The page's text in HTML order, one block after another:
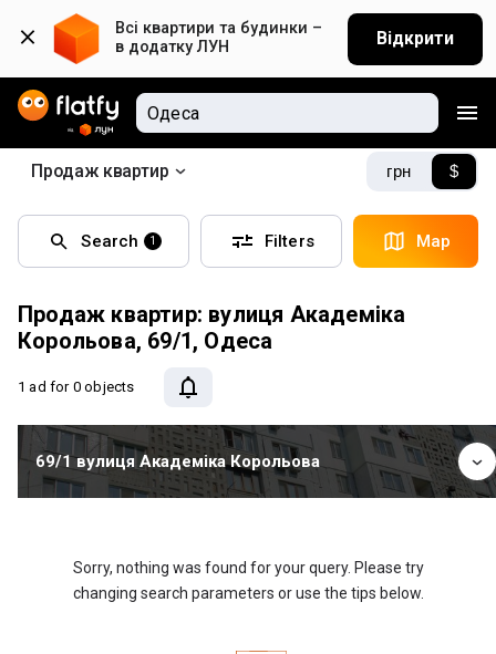
Всі квартири та будинки –
в додатку ЛУН
Відкрити
Продаж квартир грн $
Search 1 Filters Map
Продаж квартир: вулиця Академіка
Корольова, 69/1, Одеса
1 ad for 0 objects
69/1 вулиця Академіка Корольова
Sorry, nothing was found for your query. Please try
changing search parameters or use the tips below.